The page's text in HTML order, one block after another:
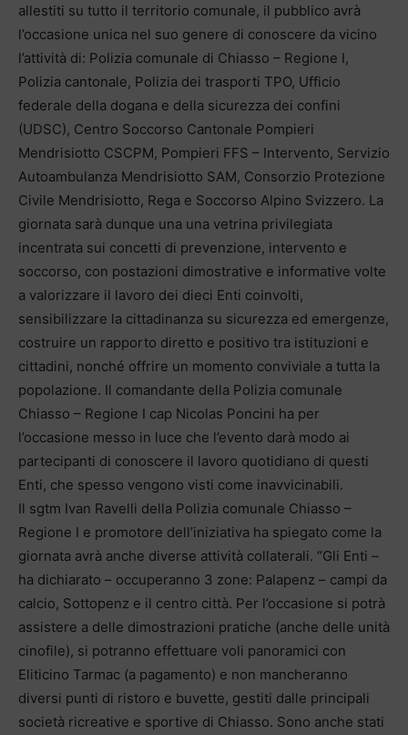
allestiti su tutto il territorio comunale, il pubblico avrà
l’occasione unica nel suo genere di conoscere da vicino
l’attività di: Polizia comunale di Chiasso – Regione I,
Polizia cantonale, Polizia dei trasporti TPO, Ufficio
federale della dogana e della sicurezza dei confini
(UDSC), Centro Soccorso Cantonale Pompieri
Mendrisiotto CSCPM, Pompieri FFS – Intervento, Servizio
Autoambulanza Mendrisiotto SAM, Consorzio Protezione
Civile Mendrisiotto, Rega e Soccorso Alpino Svizzero. La
giornata sarà dunque una una vetrina privilegiata
incentrata sui concetti di prevenzione, intervento e
soccorso, con postazioni dimostrative e informative volte
a valorizzare il lavoro dei dieci Enti coinvolti,
sensibilizzare la cittadinanza su sicurezza ed emergenze,
costruire un rapporto diretto e positivo tra istituzioni e
cittadini, nonché offrire un momento conviviale a tutta la
popolazione. Il comandante della Polizia comunale
Chiasso – Regione I cap Nicolas Poncini ha per
l’occasione messo in luce che l’evento darà modo ai
partecipanti di conoscere il lavoro quotidiano di questi
Enti, che spesso vengono visti come inavvicinabili.
Il sgtm Ivan Ravelli della Polizia comunale Chiasso –
Regione I e promotore dell’iniziativa ha spiegato come la
giornata avrà anche diverse attività collaterali. “Gli Enti –
ha dichiarato – occuperanno 3 zone: Palapenz – campi da
calcio, Sottopenz e il centro città. Per l’occasione si potrà
assistere a delle dimostrazioni pratiche (anche delle unità
cinofile), si potranno effettuare voli panoramici con
Eliticino Tarmac (a pagamento) e non mancheranno
diversi punti di ristoro e buvette, gestiti dalle principali
società ricreative e sportive di Chiasso. Sono anche stati